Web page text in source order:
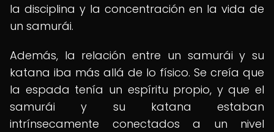
la disciplina y la concentración en la vida de
un samurái.
Además, la relación entre un samurái y su
katana iba más allá de lo físico. Se creía que
la espada tenía un espíritu propio, y que el
samurái y su katana estaban
intrínsecamente conectados a un nivel